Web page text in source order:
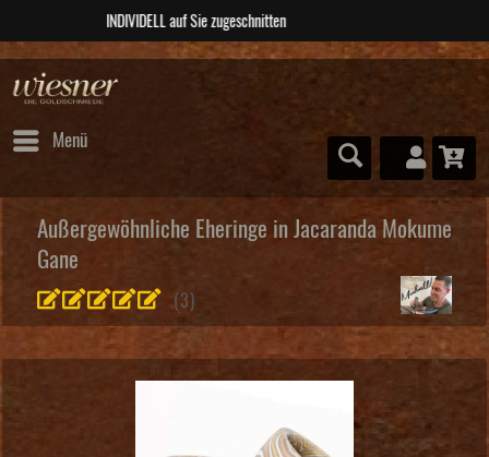
ABSOLUTE Unikate
Menü
Außergewöhnliche Eheringe in Jacaranda Mokume
Gane
( 3)